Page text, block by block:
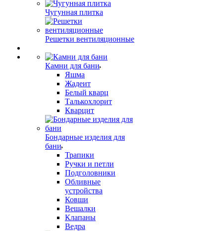
Чугунная плитка
Решетки вентиляционные
Камни для бани
Яшма
Жадеит
Белый кварц
Талькохлорит
Кварцит
Бондарные изделия для
бани
Трапики
Ручки и петли
Подголовники
Обливные
устройства
Ковши
Вешалки
Клапаны
Ведра